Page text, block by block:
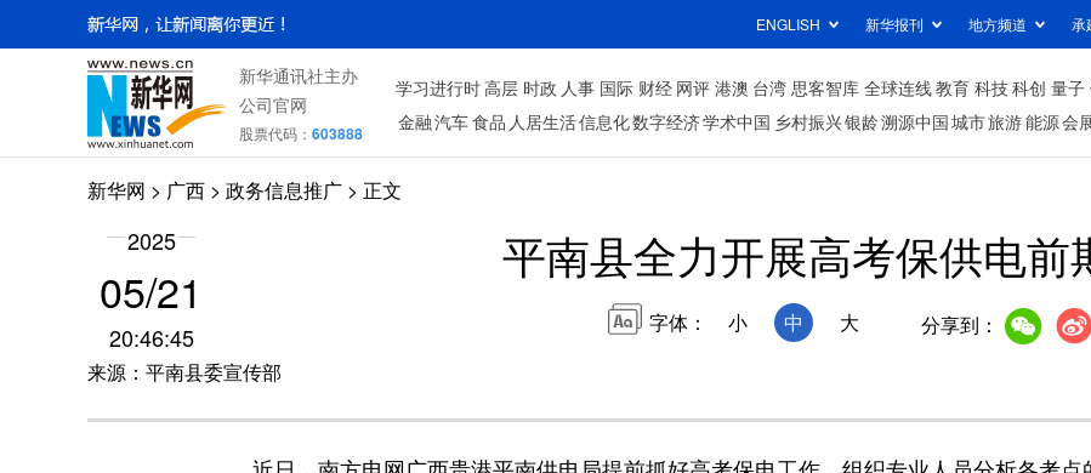
ENGLISH 新华报刊 地方频道 承
新华通讯社主办
公司官网
股票代码： 603888
学习进行时高层 时政 人事 国际 财经 网评 港澳 台湾 思客智库 全球连线教育 科技科创 量子
金融汽车食品 人居生活信息化数字经济学术中国 乡村振兴银龄溯源中国城市旅游能源会
新华网 > 广西 > 政务信息推广 > 正文
2025
05/21
20:46:45
来源：平南县委宣传部
平南县全力开展高考保供电前
字体： 小 中 大 分享到：